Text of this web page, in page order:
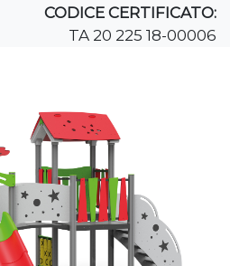
CODICE CERTIFICATO:
TA 20 225 18-00006